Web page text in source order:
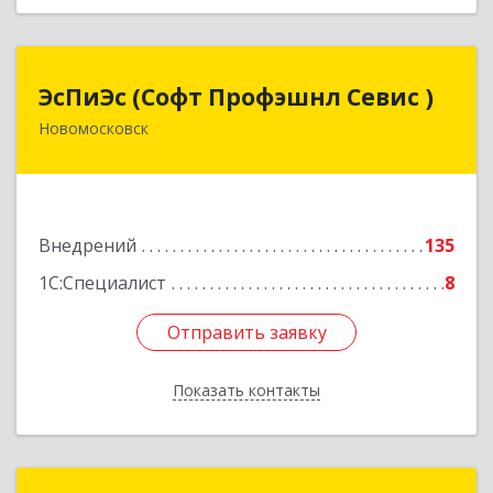
ЭсПиЭс (Софт Профэшнл Севис )
Новомосковск
Внедрений
135
1С:Специалист
8
Отправить заявку
Показать контакты
ЭсПиЭс (Софт Профэшнл Севис )
301659, Тульская обл, Новомосковский р-н,
Отправить заявку
Назад